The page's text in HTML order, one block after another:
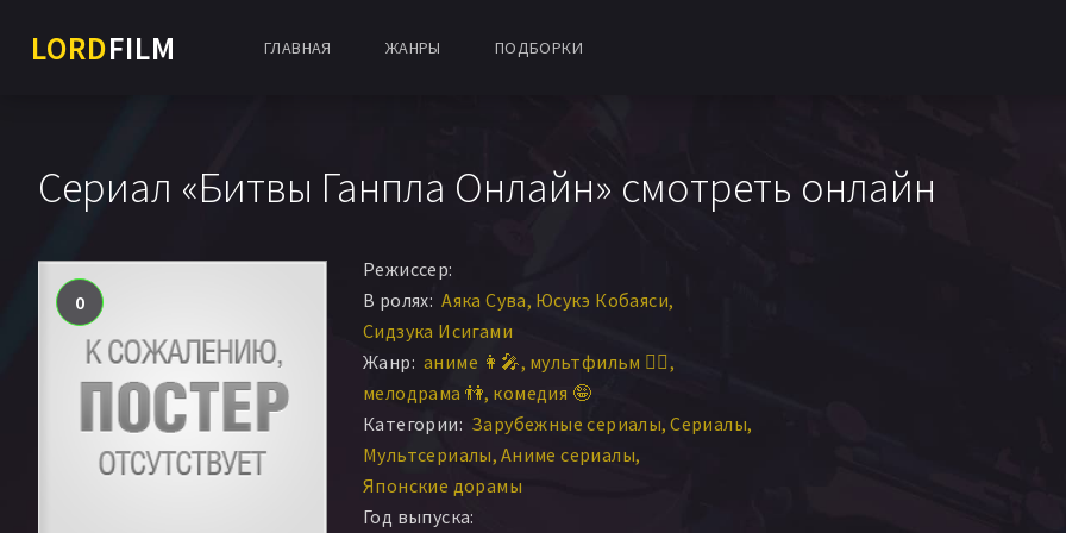
LORDFILM ГЛАВНАЯ ЖАНРЫ ПОДБОРКИ
Сериал «Битвы Ганпла Онлайн» смотреть онлайн
0
Режиссер:
В ролях: Аяка Сува Юсукэ Кобаяси
Сидзука Исигами
Жанр: аниме 👩‍🎤 мультфильм 🧚‍♀️
мелодрама 👫 комедия 🤪
Категории: Зарубежные сериалы Сериалы
Мультсериалы Аниме сериалы
Японские дорамы
Год выпуска: